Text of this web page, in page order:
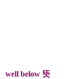
well below 뜻